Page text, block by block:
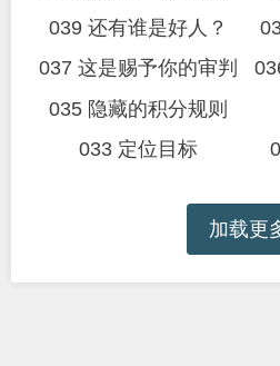
039 还有谁是好人？
037 这是赐予你的审判
035 隐藏的积分规则
033 定位目标
加载更